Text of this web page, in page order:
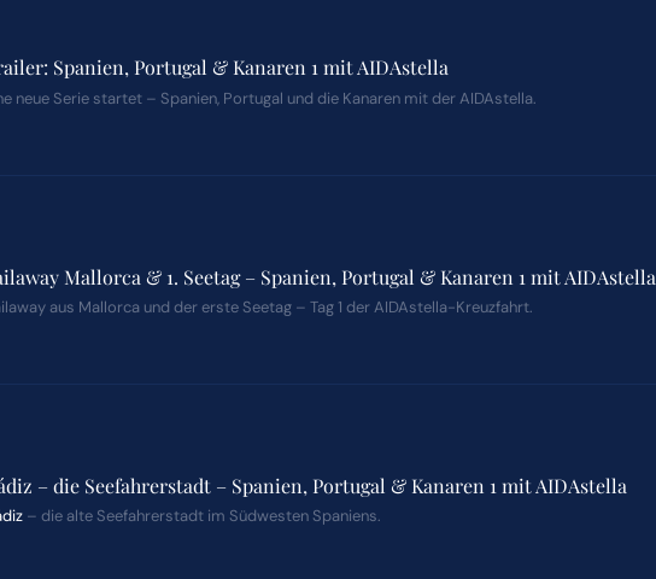
Spanien, Portugal & Kanaren 1 mit AIDAstella
neue Serie startet – Spanien, Portugal und die Kanaren mit der AIDAstella.
Mallorca & 1. Seetag – Spanien, Portugal & Kanaren 1 mit AIDAstella
aus Mallorca und der erste Seetag – Tag 1 der AIDAstella-Kreuzfahrt.
– die Seefahrerstadt – Spanien, Portugal & Kanaren 1 mit AIDAstella
– die alte Seefahrerstadt im Südwesten Spaniens.